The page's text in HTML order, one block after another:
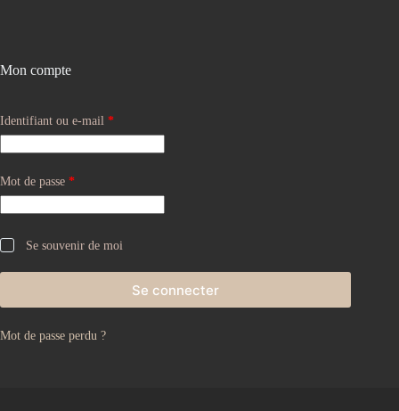
Mon compte
Identifiant ou e-mail *
Mot de passe *
Se souvenir de moi
Se connecter
Mot de passe perdu ?